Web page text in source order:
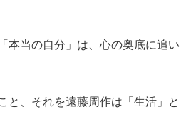
本当の自分」は、心の奥底に追い
と、それを遠藤周作は「生活」と